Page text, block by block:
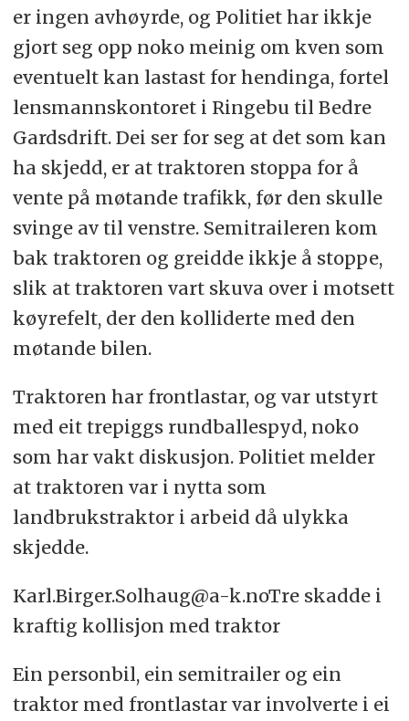
er ingen avhøyrde, og Politiet har ikkje
gjort seg opp noko meinig om kven som
eventuelt kan lastast for hendinga, fortel
lensmannskontoret i Ringebu til Bedre
Gardsdrift. Dei ser for seg at det som kan
ha skjedd, er at traktoren stoppa for å
vente på møtande trafikk, før den skulle
svinge av til venstre. Semitraileren kom
bak traktoren og greidde ikkje å stoppe,
slik at traktoren vart skuva over i motsett
køyrefelt, der den kolliderte med den
møtande bilen.
Traktoren har frontlastar, og var utstyrt
med eit trepiggs rundballespyd, noko
som har vakt diskusjon. Politiet melder
at traktoren var i nytta som
landbrukstraktor i arbeid då ulykka
skjedde.
Karl.Birger.Solhaug@a-k.noTre skadde i
kraftig kollisjon med traktor
Ein personbil, ein semitrailer og ein
traktor med frontlastar var involverte i ei